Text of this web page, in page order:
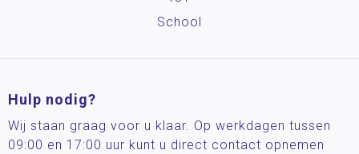
School
Hulp nodig?
Wij staan graag voor u klaar. Op werkdagen tussen
09:00 en 17:00 uur kunt u direct contact opnemen